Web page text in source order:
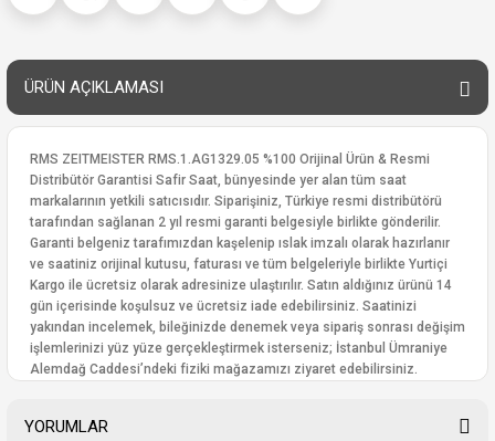
ÜRÜN AÇIKLAMASI
RMS ZEITMEISTER RMS.1.AG1329.05 %100 Orijinal Ürün & Resmi
Distribütör Garantisi Safir Saat, bünyesinde yer alan tüm saat
markalarının yetkili satıcısıdır. Siparişiniz, Türkiye resmi distribütörü
tarafından sağlanan 2 yıl resmi garanti belgesiyle birlikte gönderilir.
Garanti belgeniz tarafımızdan kaşelenip ıslak imzalı olarak hazırlanır
ve saatiniz orijinal kutusu, faturası ve tüm belgeleriyle birlikte Yurtiçi
Kargo ile ücretsiz olarak adresinize ulaştırılır. Satın aldığınız ürünü 14
gün içerisinde koşulsuz ve ücretsiz iade edebilirsiniz. Saatinizi
yakından incelemek, bileğinizde denemek veya sipariş sonrası değişim
işlemlerinizi yüz yüze gerçekleştirmek isterseniz; İstanbul Ümraniye
Alemdağ Caddesi’ndeki fiziki mağazamızı ziyaret edebilirsiniz.
YORUMLAR